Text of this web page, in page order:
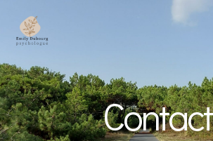
contenu
Contact